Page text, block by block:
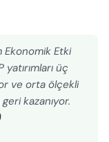
Ekonomik Etki
üç
ve orta ölçekli
kazanıyor.